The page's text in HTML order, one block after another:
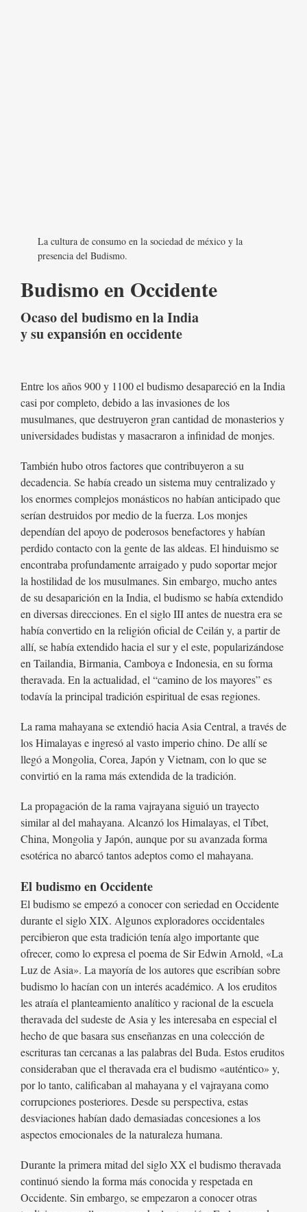
La cultura de consumo en la sociedad de méxico y la
presencia del Budismo.
Budismo en Occidente
Ocaso del budismo en la India
y su expansión en occidente
Entre los años 900 y 1100 el budismo desapareció en la India
casi por completo, debido a las invasiones de los
musulmanes, que destruyeron gran cantidad de monasterios y
universidades budistas y masacraron a infinidad de monjes.
También hubo otros factores que contribuyeron a su
decadencia. Se había creado un sistema muy centralizado y
los enormes complejos monásticos no habían anticipado que
serían destruidos por medio de la fuerza. Los monjes
dependían del apoyo de poderosos benefactores y habían
perdido contacto con la gente de las aldeas. El hinduismo se
encontraba profundamente arraigado y pudo soportar mejor
la hostilidad de los musulmanes. Sin embargo, mucho antes
de su desaparición en la India, el budismo se había extendido
en diversas direcciones. En el siglo III antes de nuestra era se
había convertido en la religión oficial de Ceilán y, a partir de
allí, se había extendido hacia el sur y el este, popularizándose
en Tailandia, Birmania, Camboya e Indonesia, en su forma
theravada. En la actualidad, el “camino de los mayores” es
todavía la principal tradición espiritual de esas regiones.
La rama mahayana se extendió hacia Asia Central, a través de
los Himalayas e ingresó al vasto imperio chino. De allí se
llegó a Mongolia, Corea, Japón y Vietnam, con lo que se
convirtió en la rama más extendida de la tradición.
La propagación de la rama vajrayana siguió un trayecto
similar al del mahayana. Alcanzó los Himalayas, el Tíbet,
China, Mongolia y Japón, aunque por su avanzada forma
esotérica no abarcó tantos adeptos como el mahayana.
El budismo en Occidente
El budismo se empezó a conocer con seriedad en Occidente
durante el siglo XIX. Algunos exploradores occidentales
percibieron que esta tradición tenía algo importante que
ofrecer, como lo expresa el poema de Sir Edwin Arnold, «La
Luz de Asia». La mayoría de los autores que escribían sobre
budismo lo hacían con un interés académico. A los eruditos
les atraía el planteamiento analítico y racional de la escuela
theravada del sudeste de Asia y les interesaba en especial el
hecho de que basara sus enseñanzas en una colección de
escrituras tan cercanas a las palabras del Buda. Estos eruditos
consideraban que el theravada era el budismo «auténtico» y,
por lo tanto, calificaban al mahayana y el vajrayana como
corrupciones posteriores. Desde su perspectiva, estas
desviaciones habían dado demasiadas concesiones a los
aspectos emocionales de la naturaleza humana.
Durante la primera mitad del siglo XX el budismo theravada
continuó siendo la forma más conocida y respetada en
Occidente. Sin embargo, se empezaron a conocer otras